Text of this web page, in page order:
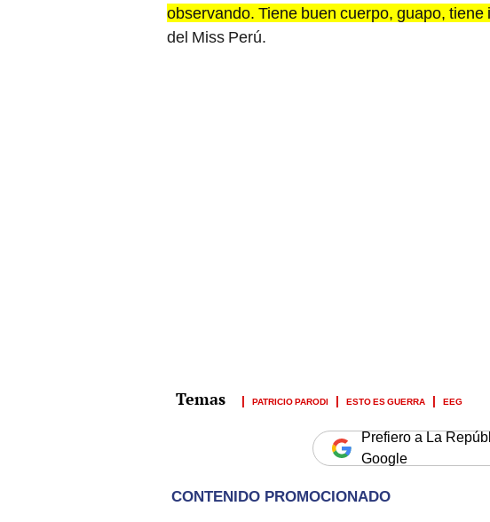
observando. Tiene buen cuerpo, guapo, tiene
del Miss Perú.
PATRICIO PARODI ESTO ES GUERRA EEG
Prefiero a La
Google